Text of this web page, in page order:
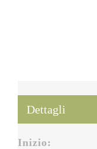
Dettagli
Inizio: